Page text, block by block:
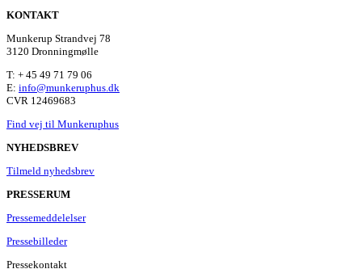
KONTAKT
Munkerup Strandvej 78
3120 Dronningmølle
T: + 45 49 71 79 06
E: info@munkeruphus.dk
CVR 12469683
Find vej til Munkeruphus
NYHEDSBREV
Tilmeld nyhedsbrev
PRESSERUM
Pressemeddelelser
Pressebilleder
Pressekontakt